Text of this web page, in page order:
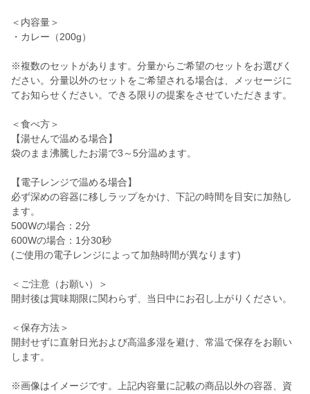
＜内容量＞
・カレー（200g）
※複数のセットがあります。分量からご希望のセットをお選びく
ださい。分量以外のセットをご希望される場合は、メッセージに
てお知らせください。できる限りの提案をさせていただきます。
＜食べ方＞
【湯せんで温める場合】
袋のまま沸騰したお湯で3～5分温めます。
【電子レンジで温める場合】
必ず深めの容器に移しラップをかけ、下記の時間を目安に加熱し
ます。
500Wの場合：2分
600Wの場合：1分30秒
(ご使用の電子レンジによって加熱時間が異なります)
＜ご注意（お願い）＞
開封後は賞味期限に関わらず、当日中にお召し上がりください。
＜保存方法＞
開封せずに直射日光および高温多湿を避け、常温で保存をお願い
します。
※画像はイメージです。上記内容量に記載の商品以外の容器、資